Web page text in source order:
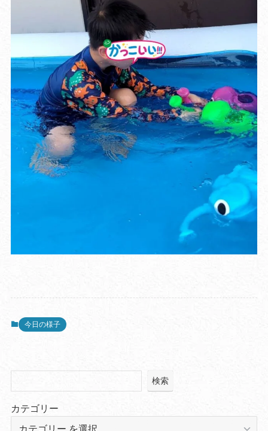
今日の様子
検索
カテゴリー